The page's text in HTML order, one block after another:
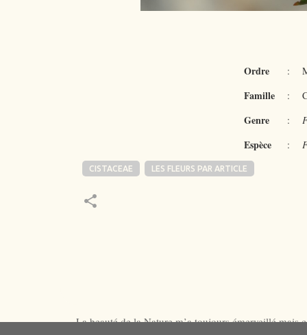
Ordre :
Famille :
Genre :
Espèce :
CISTACEAE LES FLEURS PAR ARTICLE
La beauté de la Nature m’a toujours émerveillé mais